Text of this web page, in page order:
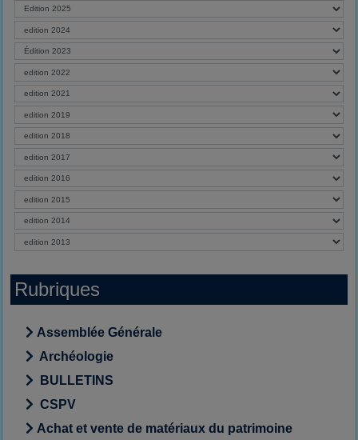
Rubriques
Assemblée Générale
Archéologie
BULLETINS
CSPV
Achat et vente de matériaux du patrimoine